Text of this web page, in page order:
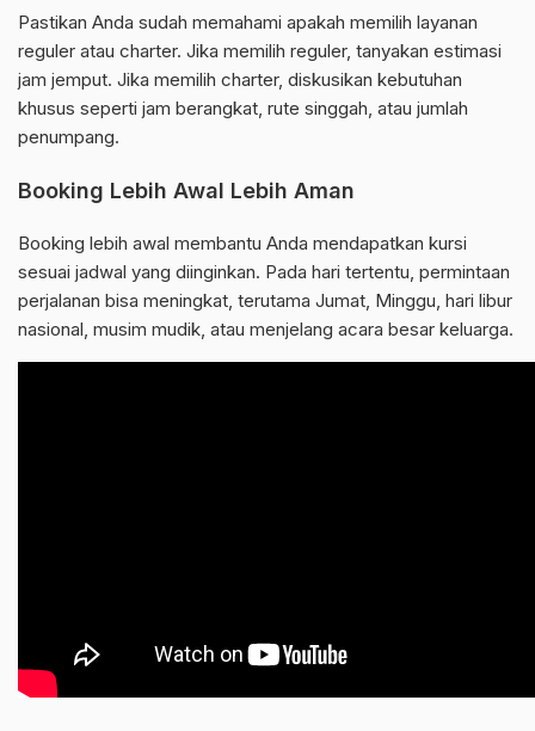
Pastikan Anda sudah memahami apakah memilih layanan
reguler atau charter. Jika memilih reguler, tanyakan estimasi
jam jemput. Jika memilih charter, diskusikan kebutuhan
khusus seperti jam berangkat, rute singgah, atau jumlah
penumpang.
Booking Lebih Awal Lebih Aman
Booking lebih awal membantu Anda mendapatkan kursi
sesuai jadwal yang diinginkan. Pada hari tertentu, permintaan
perjalanan bisa meningkat, terutama Jumat, Minggu, hari libur
nasional, musim mudik, atau menjelang acara besar keluarga.